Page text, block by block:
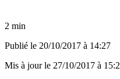
2 min
Publié le 20/10/2017 à 14:27
Mis à jour le 27/10/2017 à